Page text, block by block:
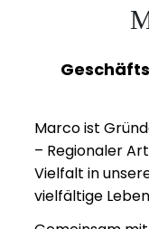
Marco ist
– Regionaler
Vielfalt in
vielfältige